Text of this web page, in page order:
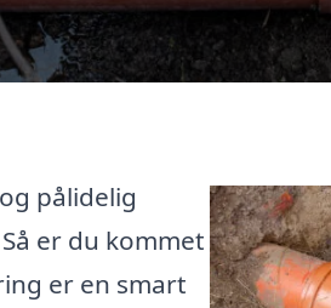
pålidelig
er du kommet
er en smart